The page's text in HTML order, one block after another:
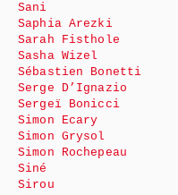
Sani
Saphia Arezki
Sarah Fisthole
Sasha Wizel
Sébastien Bonetti
Serge D’Ignazio
Sergeï Bonicci
Simon Ecary
Simon Grysol
Simon Rochepeau
Siné
Sirou